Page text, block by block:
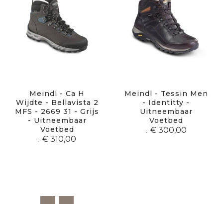
Meindl - Ca H
Wijdte - Bellavista 2
MFS - 2669 31 - Grijs
- Uitneembaar
Voetbed
€ 310,00
Meindl - Tessin Men
- Identitty -
Uitneembaar
Voetbed
€ 300,00